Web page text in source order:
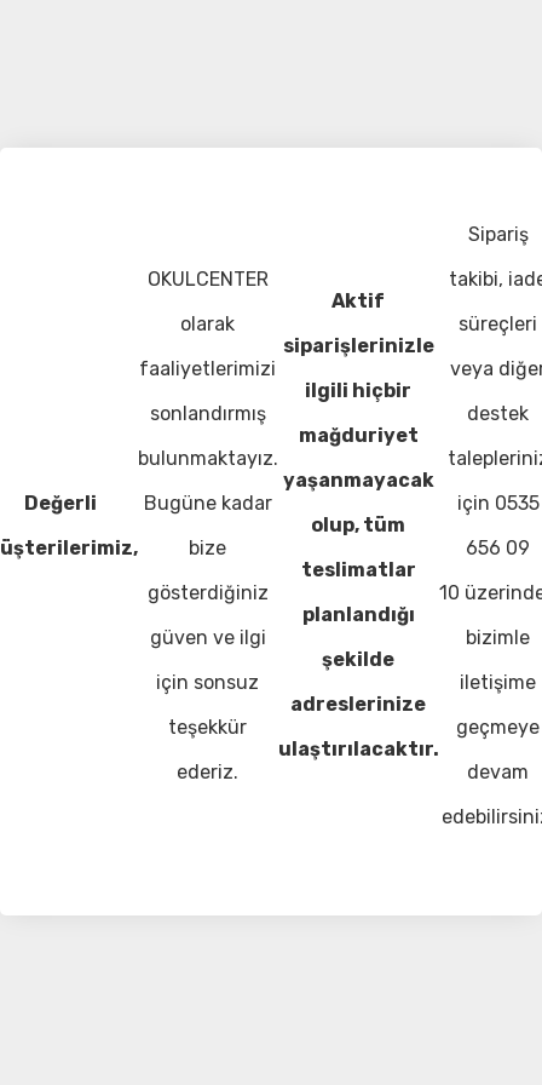
Değerli
OKULCENTER
olarak
faaliyetlerimizi
sonlandırmış
bulunmaktayız.
Bugüne kadar
bize
gösterdiğiniz
güven ve ilgi
için sonsuz
teşekkür
ederiz.
Aktif
siparişlerinizle
ilgili hiçbir
mağduriyet
yaşanmayacak
olup, tüm
teslimatlar
planlandığı
şekilde
adreslerinize
ulaştırılacaktır.
Sipariş
takibi,
süreçleri
veya
destek
için 0535
656 09
10
bizimle
iletişime
geçmeye
devam